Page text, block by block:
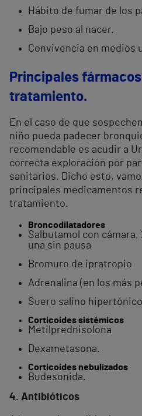
Hábito de fumar de los
Bajo peso al nacer.
Convivencia en medios
Principales
tratamiento.
En el caso de que
niño pueda padecer
recomendable es acudir a
correcta exploración por
sanitarios. Dicho esto,
principales medicamentos
tratamiento.
Broncodilatadores
Salbutamol con
una sin pausa
Bromuro de ipratropio
Adrenalina (en los más
Suero salino hipertónico
Corticoides sistémicos
Metilprednisolona
Dexametasona.
Corticoides nebulizados
Budesonida.
4. Antibióticos